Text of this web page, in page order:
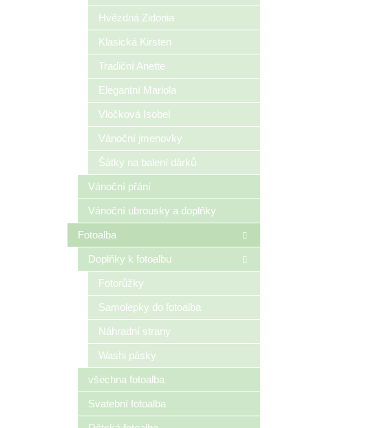
Hvězdná Zidonia
Klasická Kirsten
Tradiční Anette
Elegantní Mariola
Vločková Isobel
Vánoční jmenovky
Šátky na balení dárků
Vánoční přání
Vánoční ubrousky a doplňky
Fotoalba
Doplňky k fotoalbu
Fotorůžky
Samolepky do fotoalba
Náhradní strany
Washi pásky
všechna fotoalba
Svatební fotoalba